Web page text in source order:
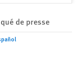
de presse